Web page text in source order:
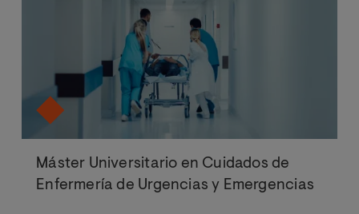
Máster Universitario en Cuidados de
Enfermería de Urgencias y Emergencias